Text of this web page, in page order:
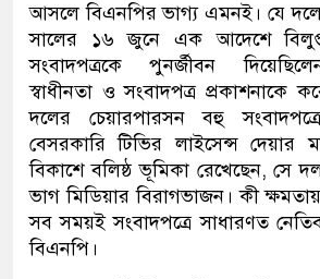
আসলে বিএনপির ভাগ্য এমনই। যে
সালের ১৬ জুনে এক আদেশে
সংবাদপত্রকে পুনর্জীবন
স্বাধীনতা ও সংবাদপত্র প্রকাশনাকে
দলের চেয়ারপারসন বহু
বেসরকারি টিভির লাইসেন্স দেয়ার
বিকাশে বলিষ্ঠ ভূমিকা রেখেছেন, সে
ভাগ মিডিয়ার বিরাগভাজন। কী
সব সময়ই সংবাদপত্রে সাধারণত
বিএনপি।